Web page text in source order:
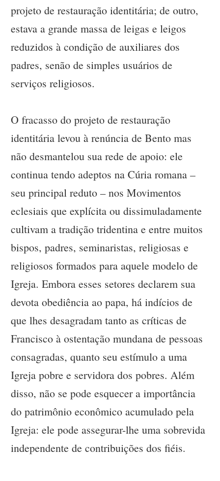
projeto de restauração identitária; de outro,
estava a grande massa de leigas e leigos
reduzidos à condição de auxiliares dos
padres, senão de simples usuários de
serviços religiosos.
O fracasso do projeto de restauração
identitária levou à renúncia de Bento mas
não desmantelou sua rede de apoio: ele
continua tendo adeptos na Cúria romana –
seu principal reduto – nos Movimentos
eclesiais que explícita ou dissimuladamente
cultivam a tradição tridentina e entre muitos
bispos, padres, seminaristas, religiosas e
religiosos formados para aquele modelo de
Igreja. Embora esses setores declarem sua
devota obediência ao papa, há indícios de
que lhes desagradam tanto as críticas de
Francisco à ostentação mundana de pessoas
consagradas, quanto seu estímulo a uma
Igreja pobre e servidora dos pobres. Além
disso, não se pode esquecer a importância
do patrimônio econômico acumulado pela
Igreja: ele pode assegurar-lhe uma sobrevida
independente de contribuições dos fiéis.